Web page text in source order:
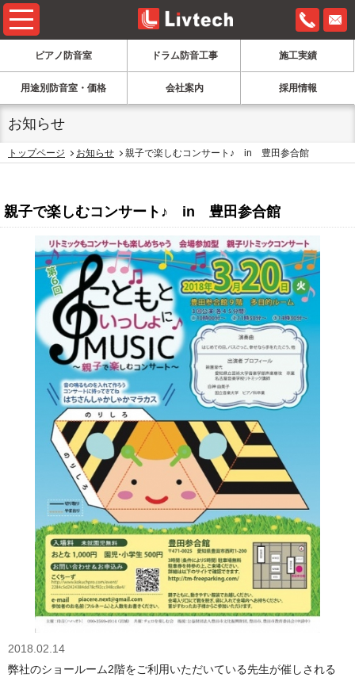
0120-
ピアノ防音室 ドラム防音工事 施工実績
用途別防音室・価格 会社案内 採用情報
お知らせ
トップページ お知らせ 親子で楽しむコンサート♪ in 豊田参合館
親子で楽しむコンサート♪ in 豊田参合館
2018.02.14
弊社のショールーム2階をご利用いただいている先生が催しされる